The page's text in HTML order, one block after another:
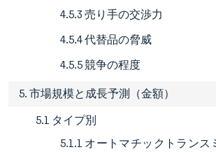
4.5.3 売り手の交渉力
4.5.4 代替品の脅威
4.5.5 競争の程度
5. 市場規模と成長予測（金額）
5.1 タイプ別
5.1.1 オートマチックトランス